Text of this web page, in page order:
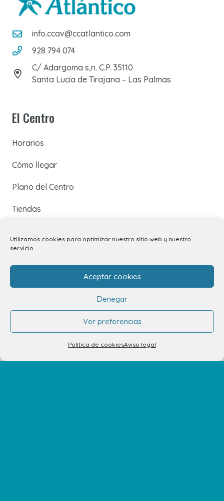
Utilizamos cookies para optimizar nuestro sitio web y nuestro
servicio.
Aceptar cookies
Denegar
Ver preferencias
Política de cookiesAviso legal
info.ccav@ccatlantico.com
928 794 074
C/ Adargoma s,n. C.P. 35110
Santa Lucía de Tirajana – Las Palmas
El Centro
Horarios
Cómo llegar
Plano del Centro
Tiendas
Cine y Ocio
Contacto
Contacto